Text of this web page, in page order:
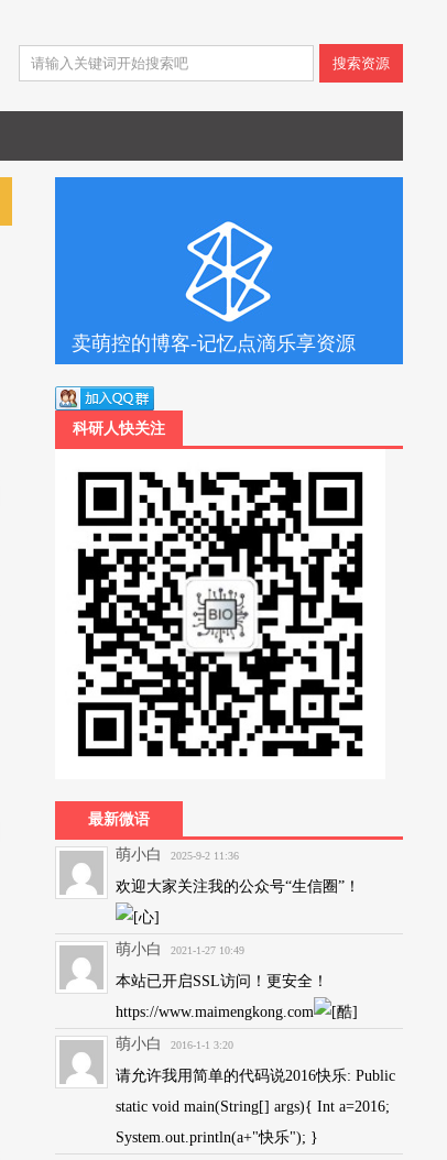
搜索资源
卖萌控的博客-记忆点滴乐享资源
科研人快关注
最新微语
萌小白 2025-9-2 11:36
欢迎大家关注我的公众号“生信圈”！
萌小白 2021-1-27 10:49
本站已开启SSL访问！更安全！
https://www.maimengkong.com
萌小白
2016-1-1 3:20
请允许我用简单的代码说2016快乐: Public
static void main(String[] args){ Int a=2016;
System.out.println(a+"快乐"); }